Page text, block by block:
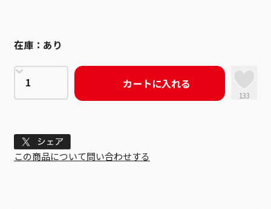
在庫： あり
カートに入れる
133
Tweet
この商品について問い合わせする